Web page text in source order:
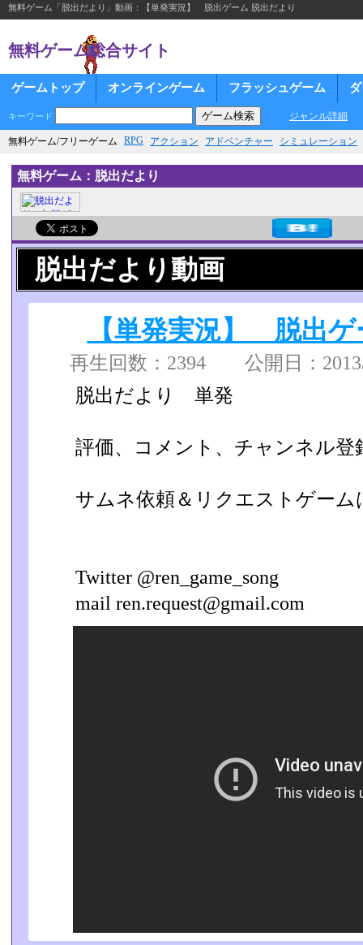
無料ゲーム「脱出だより」動画：【単発実況】 脱出ゲーム 脱出だより
無料ゲーム総合サイト
ゲームトップ オンラインゲーム フラッシュゲーム
キーワード ジャンル詳細
無料ゲーム/フリーゲーム RPG アクション アドベンチャー シミュレーション
無料ゲーム：脱出だより
脱出だより動画
【単発実況】 脱出
再生回数：2394 公開日：
脱出だより 単発
評価、コメント、チャンネル登
サムネ依頼＆リクエストゲーム
Twitter @ren_game_song
mail ren.request@gmail.com